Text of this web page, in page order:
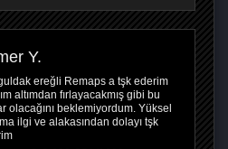
Y.
ereğli Remaps a tşk ederim
altımdan fırlayacakmış gibi bu
olacağını beklemiyordum. Yüksel
ilgi ve alakasından dolayı tşk